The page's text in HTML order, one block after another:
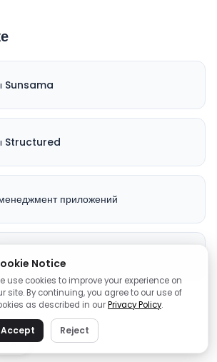
Sunsama
Structured
приложений
календарей
Notice
use cookies to improve your experience on
site. By continuing, you agree to our use of
as described in ourPrivacy Policy.
Accept Reject